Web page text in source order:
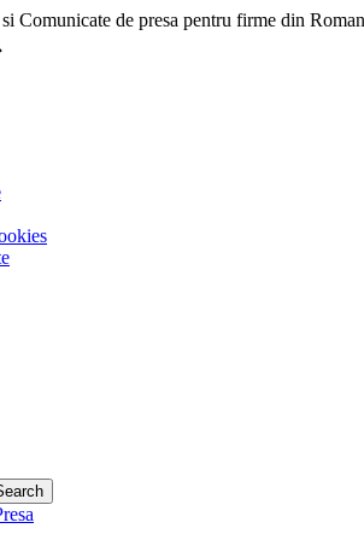
Comunicate de presa pentru firme din